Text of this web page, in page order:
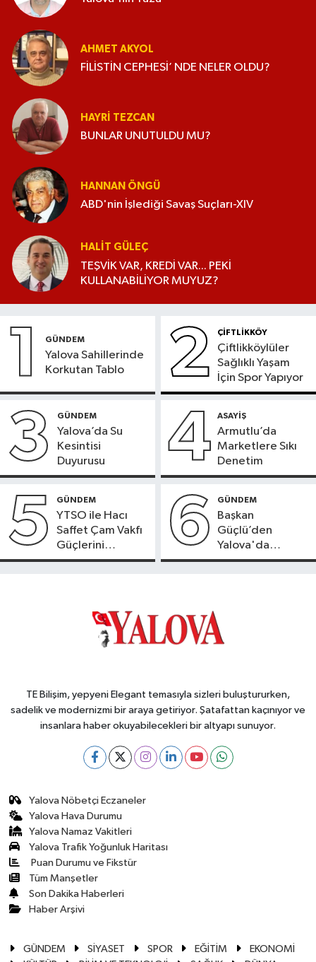
AHMET AKYOL
FİLİSTİN CEPHESİ’ NDE NELER OLDU?
HAYRI TEZCAN
BUNLAR UNUTULDU MU?
HANNAN ÖNGÜ
ABD'nin İşlediği Savaş Suçları-XIV
HALIT GÜLEÇ
TEŞVİK VAR, KREDİ VAR... PEKİ
KULLANABİLİYOR MUYUZ?
1 GÜNDEM
Yalova Sahillerinde
Korkutan Tablo
2 ÇİFTLİKKÖY
Çiftlikköylüler
Sağlıklı Yaşam
İçin Spor Yapıyor
3 GÜNDEM
Yalova’da Su
Kesintisi
Duyurusu
4 ASAYİŞ
Armutlu’da
Marketlere Sıkı
Denetim
5 GÜNDEM
YTSO ile Hacı
Saffet Çam Vakfı
Güçlerini
Birleştirdi
6 GÜNDEM
Başkan
Güçlü’den
Yalova'da
OSB'ler İçin
TE Bilişim, yepyeni Elegant temasıyla sizleri buluştururken,
sadelik ve modernizmi bir araya getiriyor. Şatafattan kaçınıyor ve
insanlara haber okuyabilecekleri bir altyapı sunuyor.
Yalova Nöbetçi Eczaneler
Yalova Hava Durumu
Yalova Namaz Vakitleri
Yalova Trafik Yoğunluk Haritası
Puan Durumu ve Fikstür
Tüm Manşetler
Son Dakika Haberleri
Haber Arşivi
GÜNDEM SİYASET SPOR EĞİTİM
EKONOMİ